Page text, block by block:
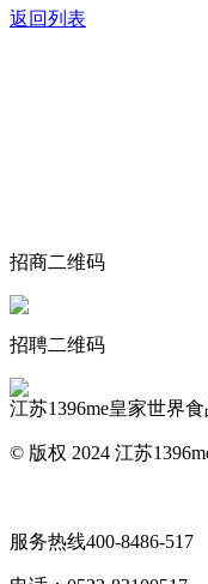
返回列表
招商二维码
招聘二维码
江苏1396me皇家世界
© 版权 2024 江苏
服务热线400-8486-517